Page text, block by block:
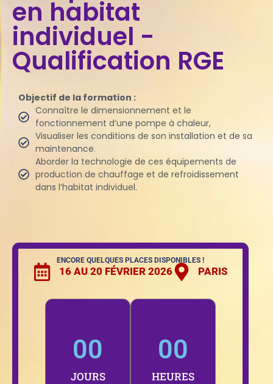
en habitat
individuel -
Qualification RGE
Objectif de la formation :
Connaître le dimensionnement et le
fonctionnement d’une pompe à chaleur,
Visualiser les conditions de son installation et de sa
maintenance.
Aborder la technologie de ces équipements de
production de chauffage et de refroidissement
dans l’habitat individuel.
ENCORE QUELQUES PLACES DISPONIBLES !
16 AU 20 FÉVRIER 2026 PARIS
00
JOURS
00
HEURES